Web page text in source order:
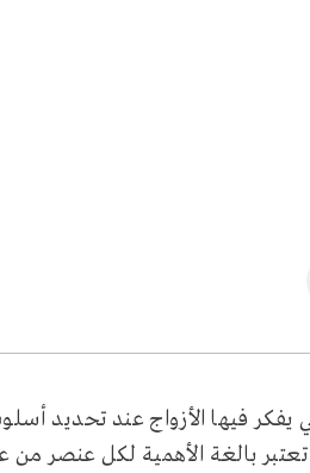
يفكر فيها الأزواج عند تحديد
بالغة الأهمية لكل عنصر